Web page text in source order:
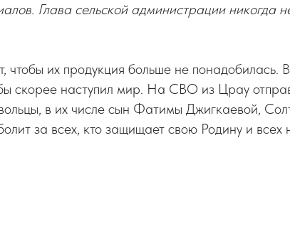
Глава сельской администрации никогда
чтобы их продукция больше не понадобилась.
скорее наступил мир. На СВО из Црау
в их числе сын Фатимы Джигкаевой,
за всех, кто защищает свою Родину и всех